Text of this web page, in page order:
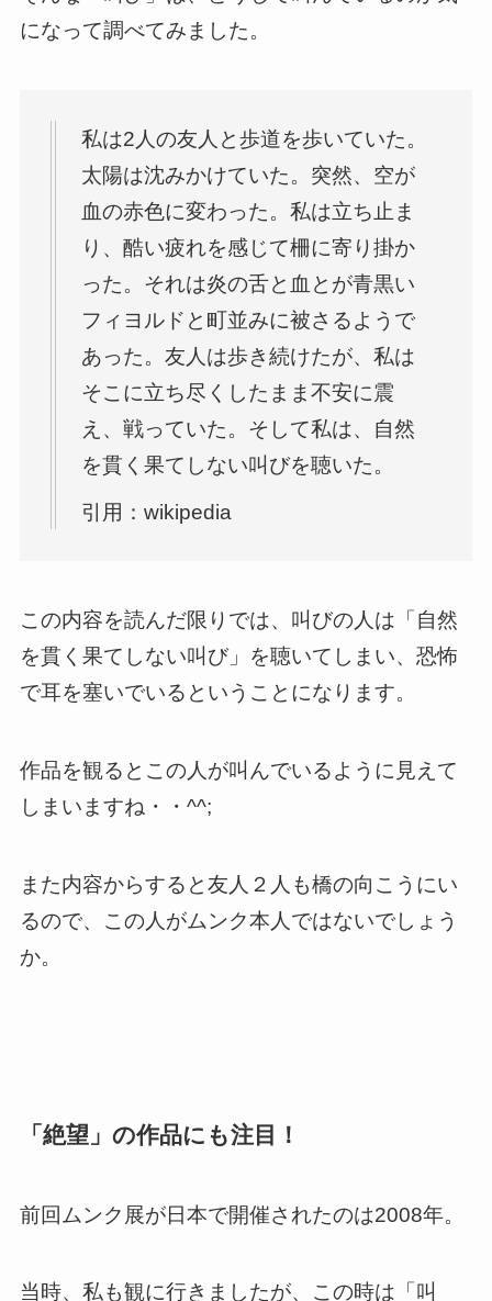
になって調べてみました。
私は2人の友人と歩道を歩いていた。
太陽は沈みかけていた。突然、空が
血の赤色に変わった。私は立ち止ま
り、酷い疲れを感じて柵に寄り掛か
った。それは炎の舌と血とが青黒い
フィヨルドと町並みに被さるようで
あった。友人は歩き続けたが、私は
そこに立ち尽くしたまま不安に震
え、戦っていた。そして私は、自然
を貫く果てしない叫びを聴いた。
引用：wikipedia
この内容を読んだ限りでは、叫びの人は「自然
を貫く果てしない叫び」を聴いてしまい、恐怖
で耳を塞いでいるということになります。
作品を観るとこの人が叫んでいるように見えて
しまいますね・・^^;
また内容からすると友人２人も橋の向こうにい
るので、この人がムンク本人ではないでしょう
か。
「絶望」の作品にも注目！
前回ムンク展が日本で開催されたのは2008年。
当時、私も観に行きましたが、この時は「叫